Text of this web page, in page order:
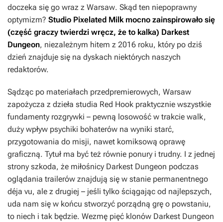
doczeka się go wraz z Warsaw. Skąd ten niepoprawny
optymizm? Studio Pixelated Milk mocno zainspirowało się
(część graczy twierdzi wręcz, że to kalka) Darkest
Dungeon, niezależnym hitem z 2016 roku, który po dziś
dzień znajduje się na dyskach niektórych naszych
redaktorów.
Sądząc po materiałach przedpremierowych, Warsaw
zapożycza z dzieła studia Red Hook praktycznie wszystkie
fundamenty rozgrywki – pewną losowość w trakcie walk,
duży wpływ psychiki bohaterów na wyniki starć,
przygotowania do misji, nawet komiksową oprawę
graficzną. Tytuł ma być też równie ponury i trudny. I z jednej
strony szkoda, że miłośnicy Darkest Dungeon podczas
oglądania trailerów znajdują się w stanie permanentnego
déja vu, ale z drugiej – jeśli tylko ściągając od najlepszych,
uda nam się w końcu stworzyć porządną grę o powstaniu,
to niech i tak będzie. Wezmę pięć klonów Darkest Dungeon